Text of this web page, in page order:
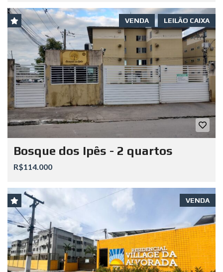
LEILÃO CAIXA
VENDA
Bosque dos Ipês - 2 quartos
R$114.000
VENDA